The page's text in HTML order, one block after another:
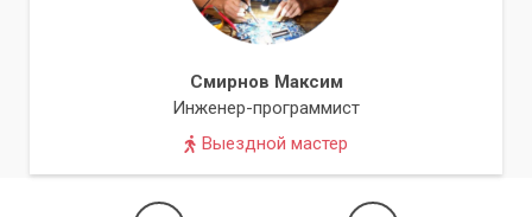
Смирнов Максим
Инженер-программист
Выездной мастер